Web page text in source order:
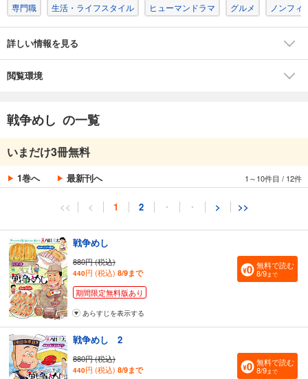
専門職 生活・ライフスタイル ヒューマンドラマ グルメ ノンフィ
詳しい情報を見る
閲覧環境
戦争めし の一覧
いまだけ3冊無料
1巻へ 最新刊へ 1～10件目 / 12件
<< < 1 2 ・ ・ > >>
戦争めし
880円 (税込)
440円 (税込) 8/9まで
期間限定無料版あり
無料で読む
8/9まで
あらすじを表示する
戦争めし 2
880円 (税込)
440円 (税込) 8/9まで
無料で読む
8/9まで